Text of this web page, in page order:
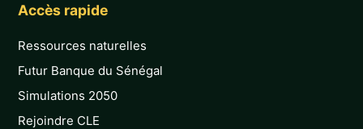
Accès rapide
Ressources naturelles
Futur Banque du Sénégal
Simulations 2050
Rejoindre CLE